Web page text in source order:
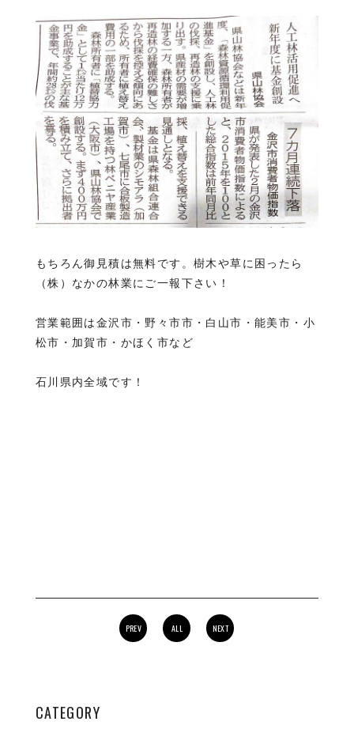
もちろん御見積は無料です。樹木や草に困ったら
（株）なかの林業にご一報下さい！
営業範囲は金沢市・野々市市・白山市・能美市・小
松市・加賀市・かほく市など
石川県内全域です！
PREV ALL NEXT
CATEGORY